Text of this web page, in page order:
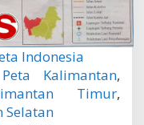
Indonesia
Peta Kalimantan,
Timur,
Selatan